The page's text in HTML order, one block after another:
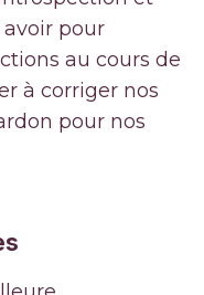
avoir pour
au cours de
à corriger nos
pour nos